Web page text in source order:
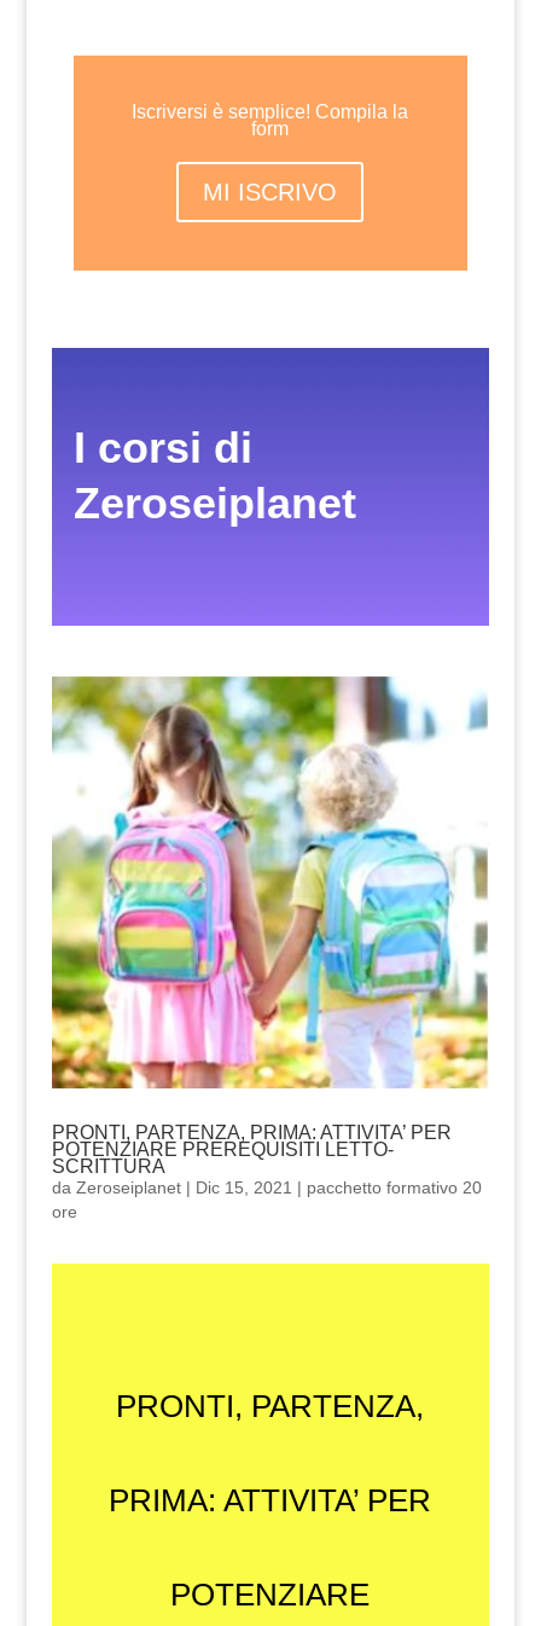
Iscriversi è semplice! Compila la
form
MI ISCRIVO
I corsi di
Zeroseiplanet
PRONTI, PARTENZA, PRIMA: ATTIVITA’ PER
POTENZIARE PREREQUISITI LETTO-
SCRITTURA
da Zeroseiplanet| Dic 15, 2021 | pacchetto formativo 20
ore
PRONTI, PARTENZA,
PRIMA: ATTIVITA’ PER
POTENZIARE